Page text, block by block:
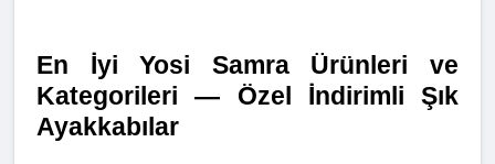
En İyi Yosi Samra Ürünleri ve
Kategorileri — Özel İndirimli Şık
Ayakkabılar